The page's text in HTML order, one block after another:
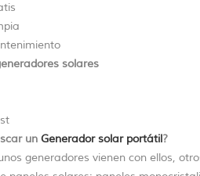
solares
un Generador solar portátil?
generadores vienen con ellos,